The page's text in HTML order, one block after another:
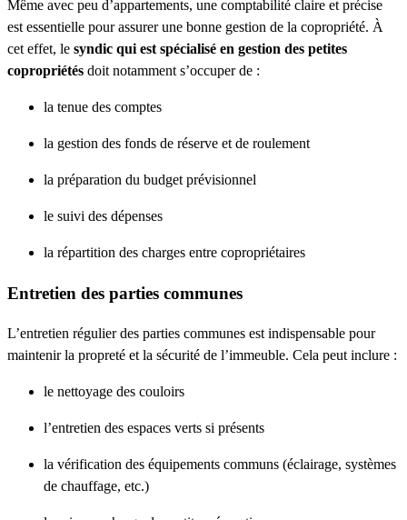
Même avec peu d’appartements, une comptabilité claire et précise
est essentielle pour assurer une bonne gestion de la copropriété. À
cet effet, le syndic qui est spécialisé en gestion des petites
copropriétés doit notamment s’occuper de :
la tenue des comptes
la gestion des fonds de réserve et de roulement
la préparation du budget prévisionnel
le suivi des dépenses
la répartition des charges entre copropriétaires
Entretien des parties communes
L’entretien régulier des parties communes est indispensable pour
maintenir la propreté et la sécurité de l’immeuble. Cela peut inclure :
le nettoyage des couloirs
l’entretien des espaces verts si présents
la vérification des équipements communs (éclairage, systèmes
de chauffage, etc.)